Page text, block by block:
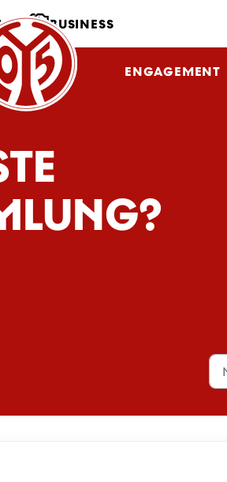
BUSINESS
NLZ FANS ENGAGEMENT